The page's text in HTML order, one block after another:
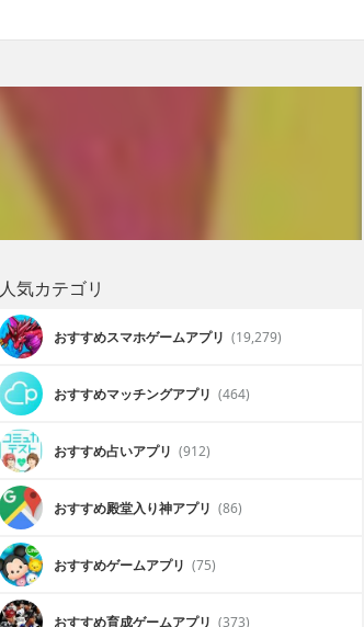
人気カテゴリ
おすすめスマホゲームアプリ (19,279)
おすすめマッチングアプリ (464)
おすすめ占いアプリ (912)
おすすめ殿堂入り神アプリ (86)
おすすめゲームアプリ (75)
おすすめ育成ゲームアプリ (373)